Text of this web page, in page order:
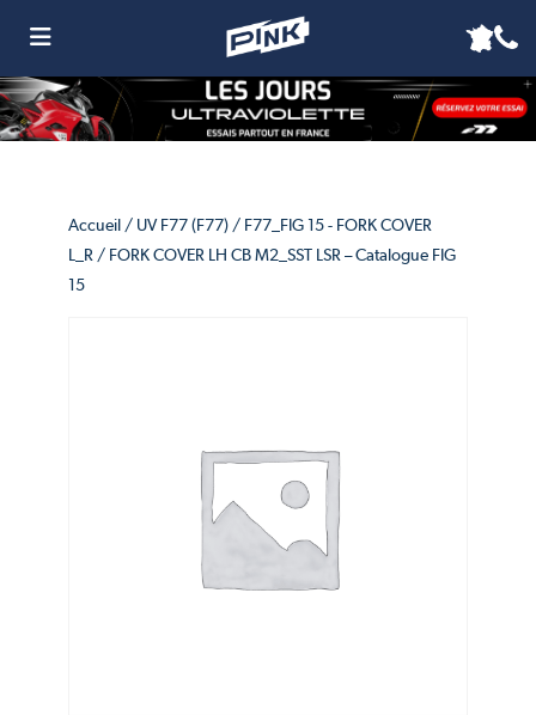
Accueil/ UV F77 (F77)/ F77_FIG 15 - FORK COVER
L_R / FORK COVER LH CB M2_SST LSR – Catalogue FIG
15